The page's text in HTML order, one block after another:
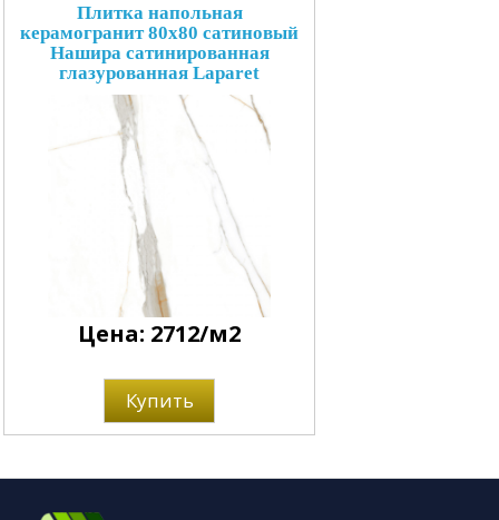
Плитка напольная
керамогранит 80x80 сатиновый
Нашира сатинированная
глазурованная Laparet
Цена: 2712/м2
Купить